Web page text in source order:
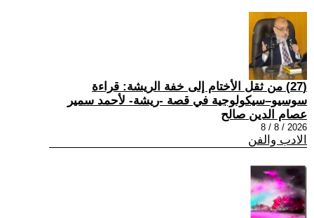
(27) من ثقل الأختام إلى خفة الريشة: قراءة
سوسيو–سيكولوجية في قصة -ريشة- لأحمد سمير
عصام الدين صالح
2026 / 8 / 8
الادب والفن